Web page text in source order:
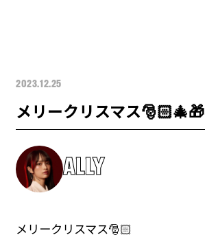
2023.12.25
メリークリスマス🎅🏻🎄🎁
ALLY
メリークリスマス🎅🏻